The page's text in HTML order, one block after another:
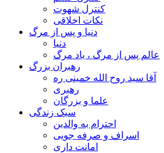
کنترل شهوت
نکات اخلاقی
دنیا و پس از مرگ
دنیا
عالم پس از مرگ ، یاد مرگ
رهبران بزرگ
آقا سید روح الله خمینی ره
رهبری
علما و بزرگان
سبک زندگی
احترام به والدین
اسراف و صرفه جویی
امانت داری